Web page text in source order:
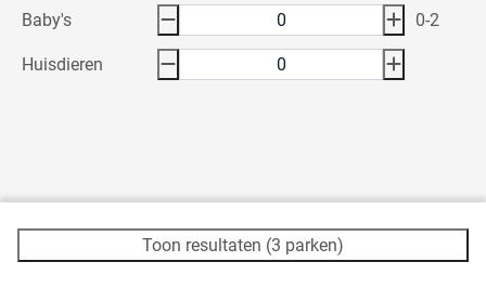
Baby's 0-2
Huisdieren
Toon resultaten (3 parken)